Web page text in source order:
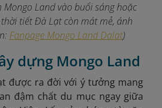
Mongo Land vào buổi sáng hoặc
tiết Đà Lạt còn mát mẻ, ánh
Fanpage Mongo Land Dalat)
dựng Mongo Land
được ra đời với ý tưởng mang
đậm chất du mục ngay giữa